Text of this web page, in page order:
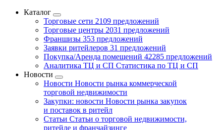
Каталог
Торговые сети 2109 предложений
Торговые центры 2031 предложений
Франшизы 353 предложений
Заявки ритейлеров 31 предложений
Покупка/Аренда помещений 42285 предложений
Аналитика ТЦ и СП Статистика по ТЦ и СП
Новости
Новости Новости рынка коммерческой
торговой недвижимости
Закупки: новости Новости рынка закупок
и поставок в ритейл
Статьи Статьи о торговой недвижимости,
ритейле и франчайзинге